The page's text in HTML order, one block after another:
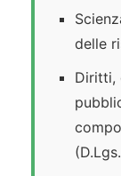
delle
Diritti,